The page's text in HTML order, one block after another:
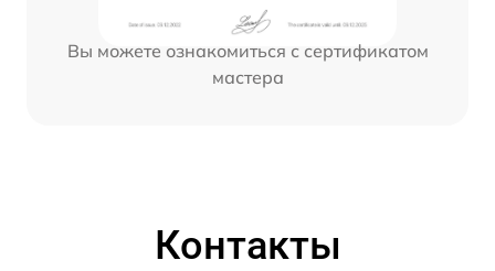
Вы можете ознакомиться с сертификатом
мастера
Контакты